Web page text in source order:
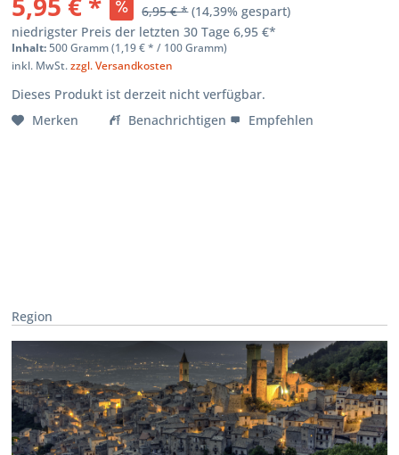
6,95 € * (14,39% gespart)
niedrigster Preis der letzten 30 Tage6,95 €*
Inhalt:500 Gramm (1,19 €* / 100 Gramm)
inkl. MwSt.zzgl. Versandkosten
Dieses Produkt ist derzeit nicht verfügbar.
Merken
Benachrichtigen Empfehlen
Region